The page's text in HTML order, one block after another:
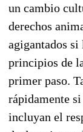
un cambio
derechos
agigantados si
principios de
primer paso.
rápidamente
incluyan el